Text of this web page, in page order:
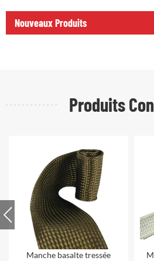
Nouveaux Produits
Produits
Manche basalte tressée